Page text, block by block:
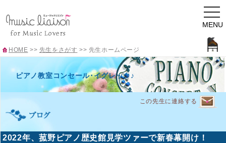
MENU
HOME >> 先生をさがす >> 先生ホームページ
ピアノ教室コンセール･イグレック♪
この先生に連絡する
2022年、菰野ピアノ歴史館見学ツァーで新春幕開け！